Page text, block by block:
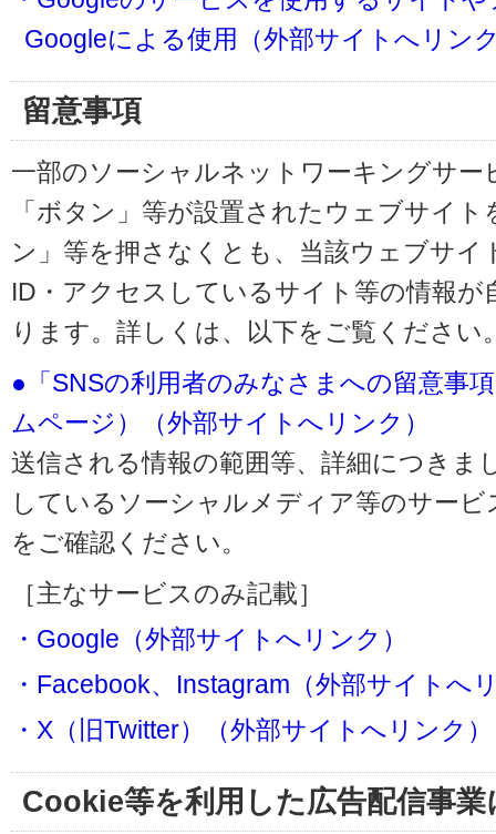
Googleによる使用（外部サイトへリン
留意事項
一部のソーシャルネットワーキングサー
「ボタン」等が設置されたウェブサイ
ン」等を押さなくとも、当該ウェブサイ
ID・アクセスしているサイト等の情報
ります。詳しくは、以下をご覧ください
●「SNSの利用者のみなさまへの留意事
ムページ）（外部サイトへリンク）
送信される情報の範囲等、詳細につきま
しているソーシャルメディア等のサー
をご確認ください。
［主なサービスのみ記載］
・Google（外部サイトへリンク）
・Facebook、Instagram（外部サイトへ
・X（旧Twitter）（外部サイトへリンク）
Cookie等を利用した広告配信事